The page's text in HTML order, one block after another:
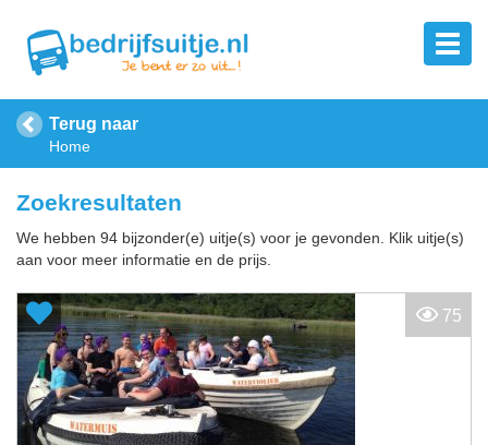
Terug naar
Home
Zoekresultaten
We hebben 94 bijzonder(e) uitje(s) voor je gevonden. Klik uitje(s)
aan voor meer informatie en de prijs.
75